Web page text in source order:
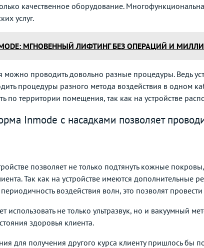
качественное оборудование.
услуг.
МГНОВЕННЫЙ ЛИФТИНГ БЕЗ ОПЕРАЦИЙ И
проводить довольно разные процедуры. Ведь
процедуры разного метода воздействия в одном
по территории помещения, так как на устройстве
Inmode с насадками позволяет
позволяет не только подтянуть кожные
Так как на устройстве имеются дополнительные
воздействия волн, это позволят
использовать не только ультразвук, но и вакуумный
здоровья клиента.
для получения другого курса клиенту пришлось бы